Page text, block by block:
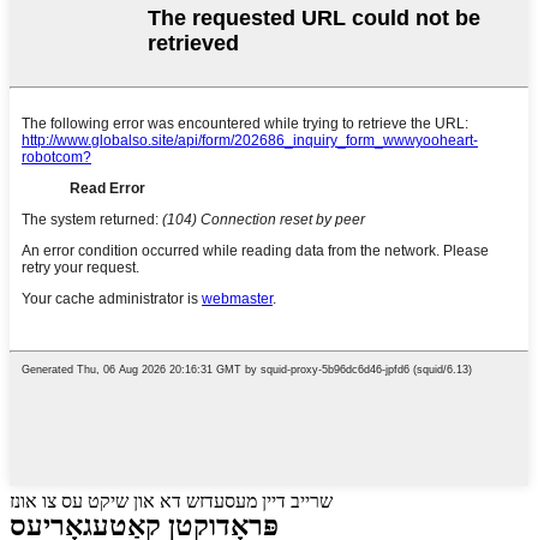
שרייב דיין מעסעדזש דא און שיקט עס צו אונז
פּראָדוקטן קאַטעגאָריעס